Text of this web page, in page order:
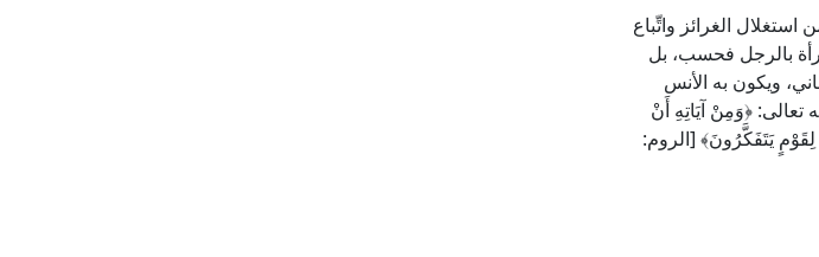
الغرائز واتِّباع
بالرجل فحسب، بل
ويكون به الأنس
﴿وَمِنْ آيَاتِهِ أَنْ
يَتَفَكَّرُونَ﴾ [الروم: